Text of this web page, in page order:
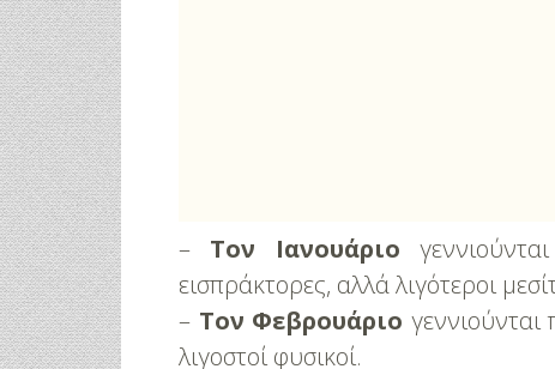
– Τον Ιανουάριο
εισπράκτορες, αλλά λιγότεροι
– Τον Φεβρουάριο γεννιούνται
λιγοστοί φυσικοί.